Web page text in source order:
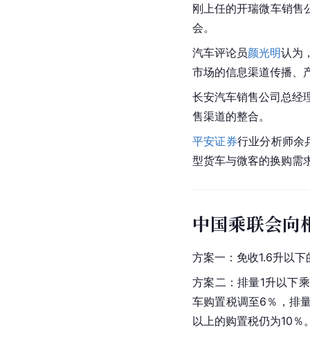
刚上任的开瑞微车销售
会。
汽车评论员颜光明认为
市场的信息渠道传播、
长安汽车销售公司总经
售渠道的整合。
平安证券行业分析师余
型货车与微客的换购需
中国乘联会向
方案一：免收1.6升以
方案二：排量1升以下
车购置税调至6％，排
以上的购置税仍为10